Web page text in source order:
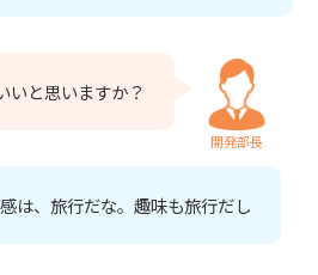
いと思いますか？
開発部長
は、旅行だな。趣味も旅行だし